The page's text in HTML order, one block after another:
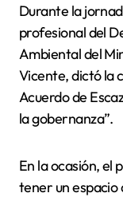
Durante la
profesional del
Ambiental del
Vicente, dictó la
Acuerdo de
la gobernanza”.
En la ocasión, el
tener un espacio